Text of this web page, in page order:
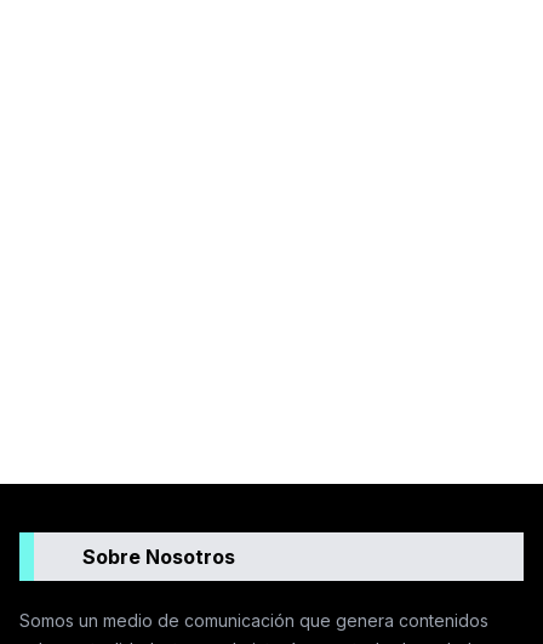
Sobre Nosotros
Somos un medio de comunicación que genera contenidos